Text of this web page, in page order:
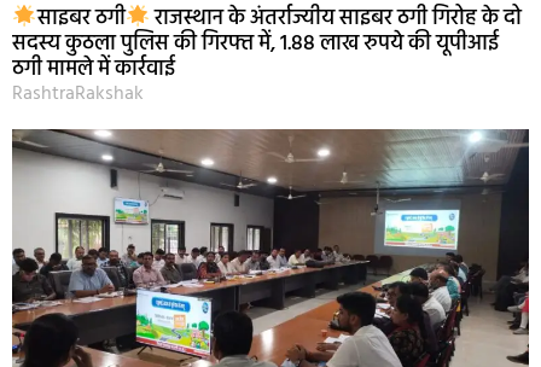
साइबर ठगी राजस्थान के अंतर्राज्यीय साइबर ठगी गिरोह के दो
सदस्य कुठला पुलिस की गिरफ्त में, 1.88 लाख रुपये की यूपीआई
ठगी मामले में कार्रवाई
RashtraRakshak